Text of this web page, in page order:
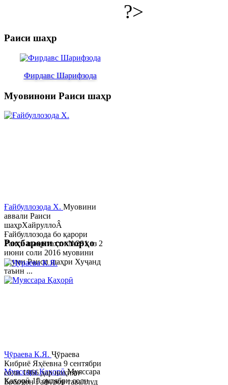
?>
Раиси шаҳр
Фирдавс Шарифзода
Муовинони Раиси шаҳр
Ғайбуллозода Х. Муовини
аввали Раиси
шаҳрХайруллоÂ
Ғайбуллозода бо қарори
Раиси шаҳр таҳти №281 аз 2
июни соли 2016 муовини
якуми Раиси шаҳри Хуҷанд
таъин ...
Муяссара ҚаҳорӣМуяссара
Қаҳорӣ 15 октябри соли
Роҳбарони сохторҳо
Ҷӯраева К.Я. Ҷӯраева
Кибриё Яҳёевна 9 сентябри
соли 1966 дар ноҳияи
Бобоҷон Ғафуров таваллуд